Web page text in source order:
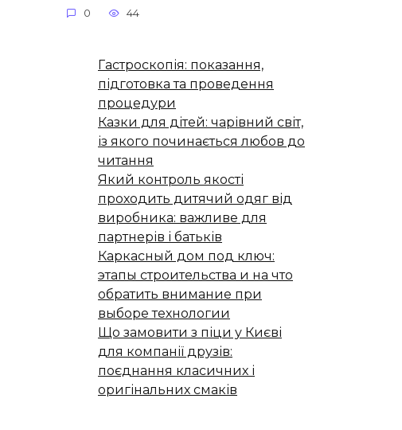
0 44
Гастроскопія: показання,
підготовка та проведення
процедури
Казки для дітей: чарівний світ,
із якого починається любов до
читання
Який контроль якості
проходить дитячий одяг від
виробника: важливе для
партнерів і батьків
Каркасный дом под ключ:
этапы строительства и на что
обратить внимание при
выборе технологии
Що замовити з піци у Києві
для компанії друзів:
поєднання класичних і
оригінальних смаків